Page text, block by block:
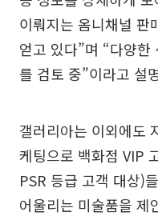
이뤄지는 옴니채널 판
얻고 있다”며 “다양
를 검토 중”이라고 설
갤러리아는 이외에도
케팅으로 백화점 VIP
PSR 등급 고객 대상)
어울리는 미술품을 제